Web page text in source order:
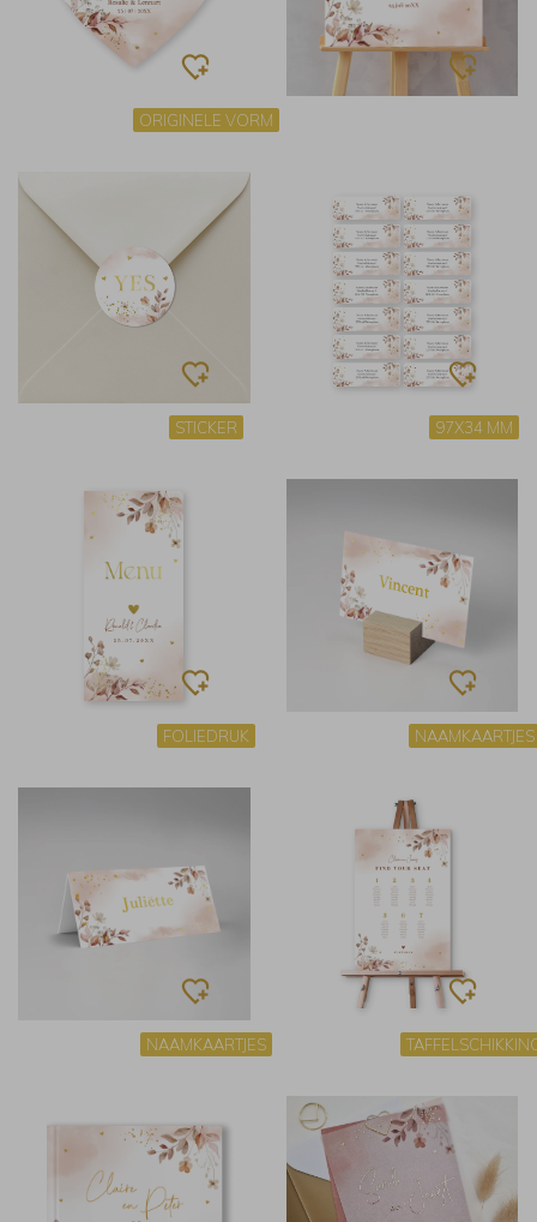
ORIGINELE VORM
STICKER 97X34 MM
FOLIEDRUK NAAMKAARTJES
NAAMKAARTJES